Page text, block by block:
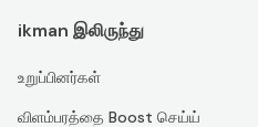
ikman இலிருந்து
உறுப்பினர்கள்
விளம்பரத்தை Boost செய்ய்